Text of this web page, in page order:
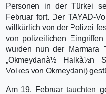
Personen in der Türkei
Februar fort. Der TAYAD-
willkürlich von der Polizei
von polizeilichen
wurden nun der Marmara
„Okmeydanà½ Halkà½n
Volkes von Okmeydani)
Am 19. Februar tauchten